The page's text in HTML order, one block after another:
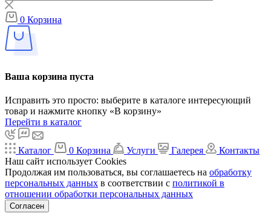
0 Корзина
Ваша корзина пуста
Исправить это просто: выберите в каталоге интересующий
товар и нажмите кнопку «В корзину»
Перейти в каталог
Каталог 0 Корзина Услуги Галерея
Контакты
Наш сайт использует Cookies
Продолжая им пользоваться, вы соглашаетесь на обработку
персональных данных в соответствии с политикой в
отношении обработки персональных данных
Согласен